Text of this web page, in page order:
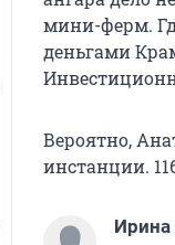
мини-ферм.
деньгами
Вероятно,
инстанции.
Ирина